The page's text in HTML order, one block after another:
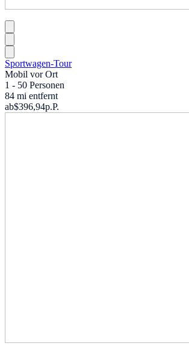
Sportwagen-Tour
Mobil vor Ort
1 - 50 Personen
84 mi entfernt
ab$396,94p.P.